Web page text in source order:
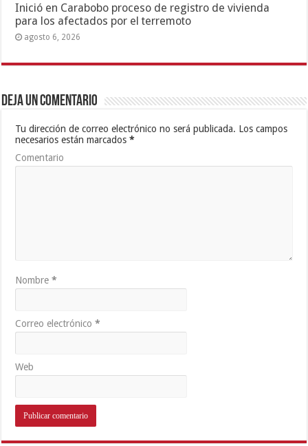
Inició en Carabobo proceso de registro de vivienda
para los afectados por el terremoto
agosto 6, 2026
Deja un comentario
Tu dirección de correo electrónico no será publicada. Los campos
necesarios están marcados*
Comentario
Nombre*
Correo electrónico*
Web